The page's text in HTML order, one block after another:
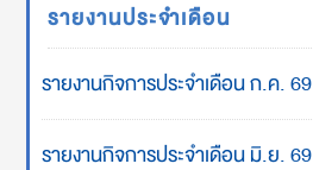
รายงานประจำเดือน
รายงานกิจการประจำเดือน ก.ค. 69
รายงานกิจการประจำเดือน มิ.ย. 69